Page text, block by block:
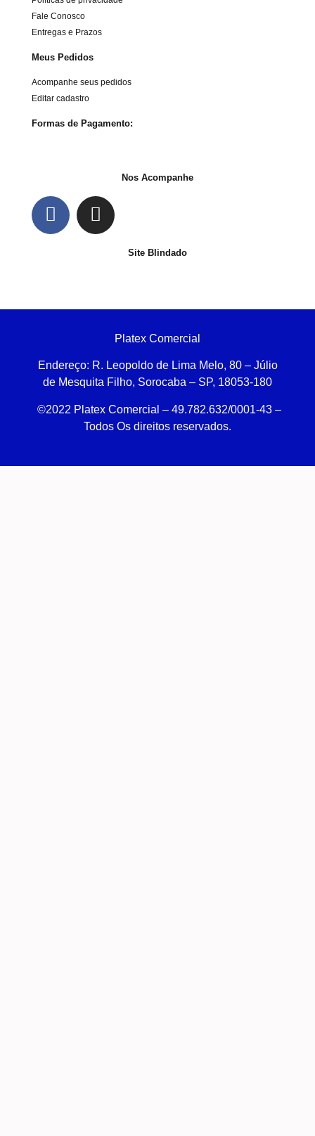
Fale Conosco
Entregas e Prazos
Meus Pedidos
Acompanhe seus pedidos
Editar cadastro
Formas de Pagamento:
Nos Acompanhe
Site Blindado
Platex Comercial
Endereço: R. Leopoldo de Lima Melo, 80 – Júlio
de Mesquita Filho, Sorocaba – SP, 18053-180
©2022 Platex Comercial – 49.782.632/0001-43 –
Todos Os direitos reservados.